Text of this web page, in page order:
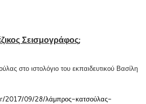
Σεισμογράφος;
στο ιστολόγιο του εκπαιδευτικού Βασίλη
2017/09/28/λάμπρος-κατσούλας-